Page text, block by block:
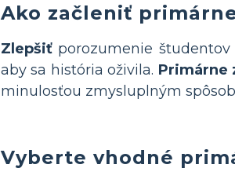
Ako začleniť
Zlepšiť porozumenie
aby sa história oživila. Primárne
minulosťou zmysluplným
Vyberte vhodné